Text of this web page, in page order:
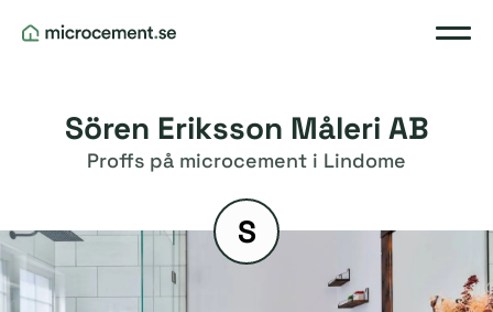
Sören Eriksson Måleri AB
Proffs på microcement i Lindome
S